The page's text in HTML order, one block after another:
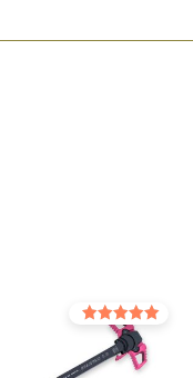
Оцінено в
з 5